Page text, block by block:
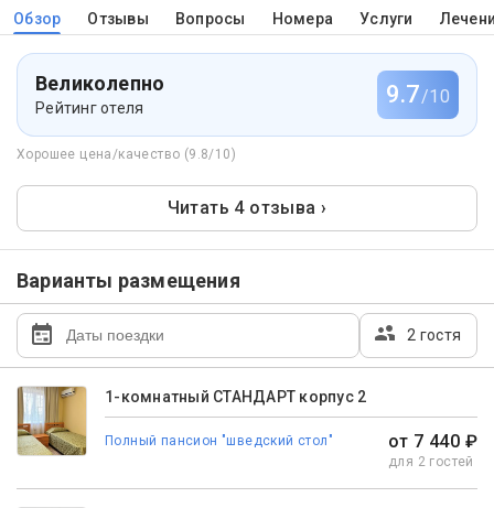
Обзор Отзывы Вопросы Номера Услуги
Великолепно
Рейтинг отеля 9.7/10
Хорошее цена/качество (9.8/10)
Читать 4 отзыва ›
Варианты размещения
2 гостя
1-комнатный СТАНДАРТ корпус 2
Полный пансион "шведский стол" от 7 440 ₽
для 2 гостей